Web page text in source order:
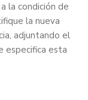
la condición de
la nueva
adjuntando el
especifica esta